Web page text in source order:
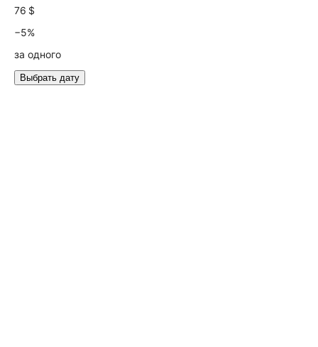
76 $
−5%
за одного
Выбрать дату